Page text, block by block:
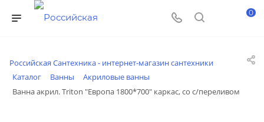
0
Российская Сантехника - интернет-магазин сантехники
Каталог
Ванны
Акриловые ванны
Ванна акрил. Triton "Европа 1800*700" каркас, со с/переливом